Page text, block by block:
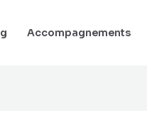
Accompagnements